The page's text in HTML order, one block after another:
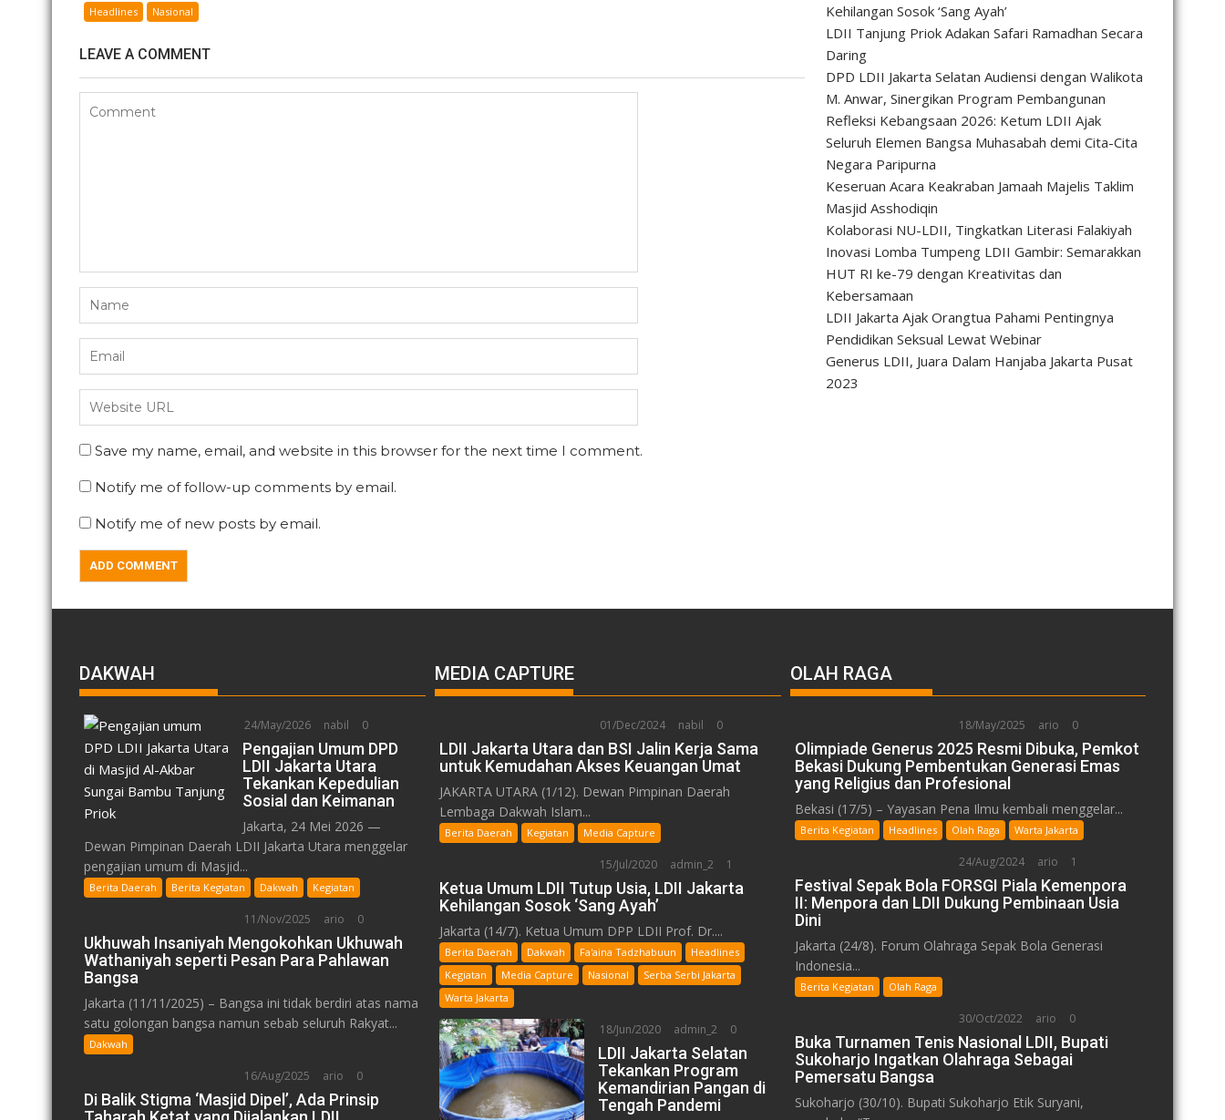
Headlines Nasional
LEAVE A COMMENT
Save my name, email, and website in this browser for the next time I comment.
Notify me of follow-up comments by email.
Notify me of new posts by email.
Kehilangan Sosok ‘Sang Ayah’
LDII Tanjung Priok Adakan Safari Ramadhan Secara
Daring
DPD LDII Jakarta Selatan Audiensi dengan Walikota
M. Anwar, Sinergikan Program Pembangunan
Refleksi Kebangsaan 2026: Ketum LDII Ajak
Seluruh Elemen Bangsa Muhasabah demi Cita-Cita
Negara Paripurna
Keseruan Acara Keakraban Jamaah Majelis Taklim
Masjid Asshodiqin
Kolaborasi NU-LDII, Tingkatkan Literasi Falakiyah
Inovasi Lomba Tumpeng LDII Gambir: Semarakkan
HUT RI ke-79 dengan Kreativitas dan
Kebersamaan
LDII Jakarta Ajak Orangtua Pahami Pentingnya
Pendidikan Seksual Lewat Webinar
Generus LDII, Juara Dalam Hanjaba Jakarta Pusat
2023
DAKWAH
24/May/2026 nabil 0
Pengajian Umum DPD
LDII Jakarta Utara
Tekankan Kepedulian
Sosial dan Keimanan
Jakarta, 24 Mei 2026 —
Dewan Pimpinan Daerah LDII Jakarta Utara menggelar
pengajian umum di Masjid...
Berita Daerah Berita Kegiatan Dakwah Kegiatan
11/Nov/2025 ario 0
Ukhuwah Insaniyah Mengokohkan Ukhuwah
Wathaniyah seperti Pesan Para Pahlawan
Bangsa
Jakarta (11/11/2025) – Bangsa ini tidak berdiri atas nama
satu golongan bangsa namun sebab seluruh Rakyat...
Dakwah
16/Aug/2025 ario 0
Di Balik Stigma ‘Masjid Dipel’, Ada Prinsip
MEDIA CAPTURE
01/Dec/2024 nabil 0
LDII Jakarta Utara dan BSI Jalin Kerja Sama
untuk Kemudahan Akses Keuangan Umat
JAKARTA UTARA (1/12). Dewan Pimpinan Daerah
Lembaga Dakwah Islam...
Berita Daerah Kegiatan Media Capture
15/Jul/2020 admin_2 1
Ketua Umum LDII Tutup Usia, LDII Jakarta
Kehilangan Sosok ‘Sang Ayah’
Jakarta (14/7). Ketua Umum DPP LDII Prof. Dr....
Berita Daerah Dakwah Fa'aina Tadzhabuun
Headlines
Kegiatan
Media Capture Nasional
Serba Serbi Jakarta
Warta Jakarta
18/Jun/2020 admin_2 0
LDII Jakarta Selatan
Tekankan Program
Kemandirian Pangan di
Tengah Pandemi
OLAH RAGA
18/May/2025 ario 0
Olimpiade Generus 2025 Resmi Dibuka, Pemkot
Bekasi Dukung Pembentukan Generasi Emas
yang Religius dan Profesional
Bekasi (17/5) – Yayasan Pena Ilmu kembali menggelar...
Berita Kegiatan Headlines Olah Raga Warta Jakarta
24/Aug/2024 ario 1
Festival Sepak Bola FORSGI Piala Kemenpora
II: Menpora dan LDII Dukung Pembinaan Usia
Dini
Jakarta (24/8). Forum Olahraga Sepak Bola Generasi
Indonesia...
Berita Kegiatan Olah Raga
30/Oct/2022 ario 0
Buka Turnamen Tenis Nasional LDII, Bupati
Sukoharjo Ingatkan Olahraga Sebagai
Pemersatu Bangsa
Sukoharjo (30/10). Bupati Sukoharjo Etik Suryani,